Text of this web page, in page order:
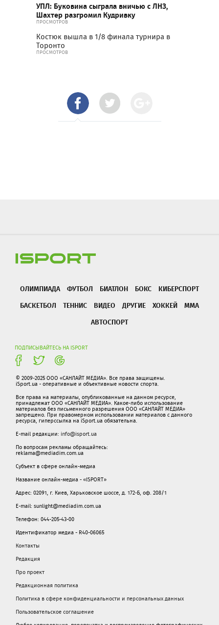
УПЛ: Буковина сыграла вничью с ЛНЗ,
Шахтер разгромил Кудривку
ПРОСМОТРОВ
Костюк вышла в 1/8 финала турнира в
Торонто
ПРОСМОТРОВ
ОЛИМПИАДА ФУТБОЛ БИАТЛОН БОКС
КИБЕРСПОРТ
БАСКЕТБОЛ
ТЕННИС ВИДЕО ДРУГИЕ ХОККЕЙ
ММА
АВТОСПОРТ
ПОДПИСЫВАЙТЕСЬ НА ISPORT
© 2009-2025 ООО «САНЛАЙТ МЕДИА». Все права защищены.
iSport.ua - оперативные и объективные новости спорта.
Все права на материалы, опубликованные на данном ресурсе,
принадлежат ООО «САНЛАЙТ МЕДИА». Какое-либо использование
материалов без письменного разрешения ООО «САНЛАЙТ МЕДИА»
запрещено. При правомерном использовании материалов с данного
ресурса, гиперссылка на iSport.ua обязательна.
E-mail редакции: info@isport.ua
По вопросам рекламы обращайтесь:
reklama@mediadim.com.ua
Субъект в сфере онлайн-медиа
Название онлайн-медиа - «ISPORT»
Адрес: 02091, г. Киев, Харьковское шоссе, д. 172-Б, оф. 208/1
E-mail: sunlight@mediadim.com.ua
Телефон: 044-205-43-00
Идентификатор медиа - R40-06065
Контакты
Редакция
Про проект
Редакционная политика
Политика в сфере конфиденциальности и персональных данных
Пользовательское соглашение